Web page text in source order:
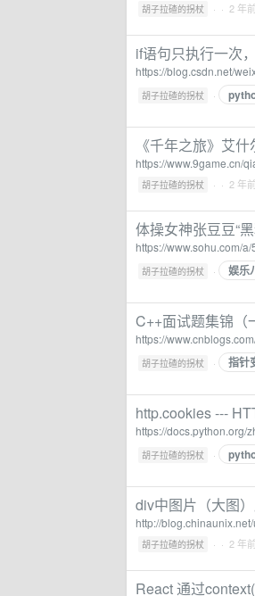
胡子拉碴的拐杖 · · 2 年前
if语句只执行一次
https://blog.csdn.net/
胡子拉碴的拐杖 ·
《千年之旅》艾
https://www.9game.cn/
胡子拉碴的拐杖 · · 2 年前
体操女神张豆豆“
https://www.sohu.com/
胡子拉碴的拐杖 · 娱乐
C++面试题集锦（
https://
胡子拉碴的拐杖 · 指针
http.cookies ---
https://docs.python.org/
胡子拉碴的拐杖 ·
div中图片（大图
http://
胡子拉碴的拐杖 · · 2 年前
React 通过